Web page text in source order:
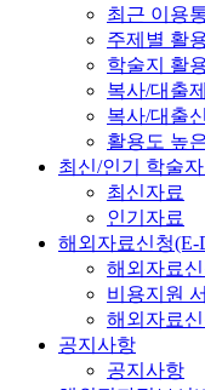
최근 이용
주제별 활
학술지 활
복사/대출
복사/대출
활용도 높
최신/인기 학술
최신자료
인기자료
해외자료신청(E-
해외자료
비용지원
해외자료
공지사항
공지사항